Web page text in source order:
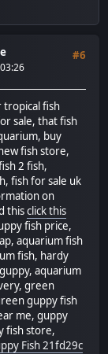
#6
tropical fish
sale, that fish
buy
fish store,
2 fish,
fish for sale uk
on
thisclick this
fish price,
aquarium fish
fish, hardy
aquarium
green
guppy fish
me, guppy
fish store,
Fish 21fd29c